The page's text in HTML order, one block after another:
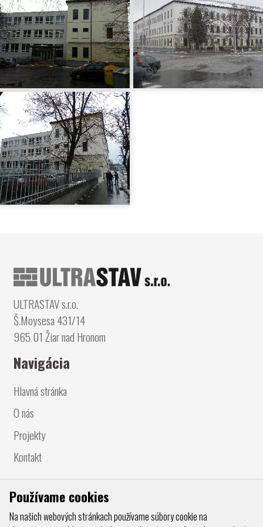
Používame cookies
Na našich webových stránkach používame súbory cookie na
ULTRASTAV s.r.o.
Š.Moysesa 431/14
965 01 Žiar nad Hronom
Navigácia
Hlavná stránka
O nás
Projekty
Kontakt
Súbory
LICENCIA